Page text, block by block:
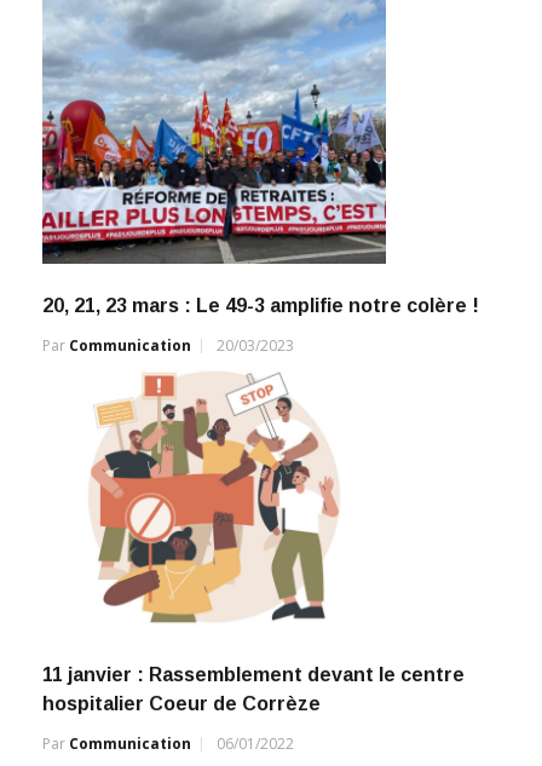
20, 21, 23 mars : Le 49-3 amplifie notre colère !
Par Communication 20/03/2023
11 janvier : Rassemblement devant le centre
hospitalier Coeur de Corrèze
Par Communication 06/01/2022